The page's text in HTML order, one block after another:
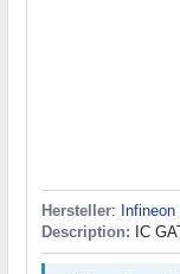
Hersteller: Infineon
Description: IC